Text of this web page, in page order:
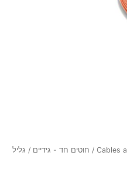
/ חוטים חד - גידיים / גליל